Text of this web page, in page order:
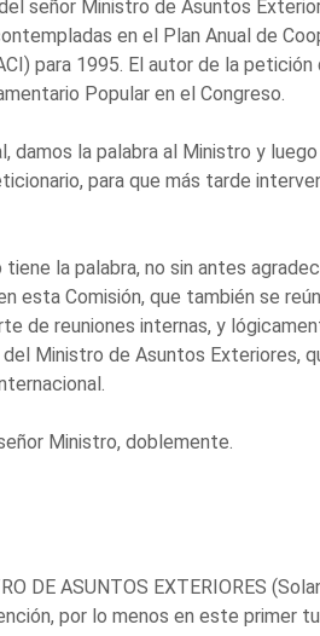
señor Ministro de Asuntos
en el Plan Anual de
para 1995. El autor de la
Popular en el Congreso.
damos la palabra al Ministro y
para que más tarde
tiene la palabra, no sin antes
esta Comisión, que también se
de reuniones internas, y
Ministro de Asuntos Exteriores,
Ministro, doblemente.
DE ASUNTOS EXTERIORES
por lo menos en este primer